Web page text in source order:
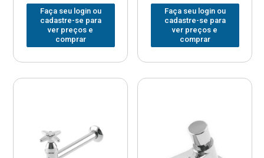
Faça seu login ou
cadastre-se para
ver preços e
comprar
Faça seu login ou
cadastre-se para
ver preços e
comprar